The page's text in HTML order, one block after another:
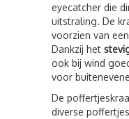
eyecatcher die
uitstraling. De
voorzien van een
Dankzij het
ook bij wind
voor
De
diverse